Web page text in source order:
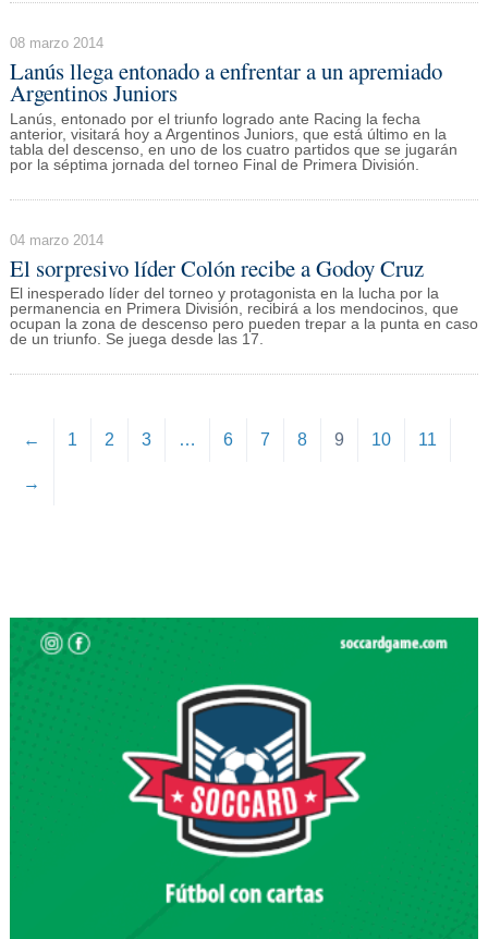
08 marzo 2014
Lanús llega entonado a enfrentar a un apremiado
Argentinos Juniors
Lanús, entonado por el triunfo logrado ante Racing la fecha
anterior, visitará hoy a Argentinos Juniors, que está último en la
tabla del descenso, en uno de los cuatro partidos que se jugarán
por la séptima jornada del torneo Final de Primera División.
04 marzo 2014
El sorpresivo líder Colón recibe a Godoy Cruz
El inesperado líder del torneo y protagonista en la lucha por la
permanencia en Primera División, recibirá a los mendocinos, que
ocupan la zona de descenso pero pueden trepar a la punta en caso
de un triunfo. Se juega desde las 17.
← 1 2 3 … 6 7 8 9 10 11
→